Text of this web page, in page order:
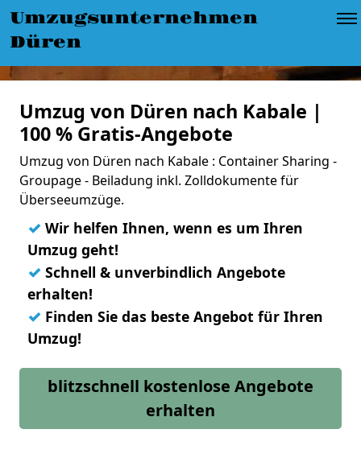
Umzugsunternehmen
Düren
Umzug von Düren nach Kabale |
100 % Gratis-Angebote
Umzug von Düren nach Kabale : Container Sharing -
Groupage - Beiladung inkl. Zolldokumente für
Überseeumzüge.
✓ Wir helfen Ihnen, wenn es um Ihren
Umzug geht!
✓ Schnell & unverbindlich Angebote
erhalten!
✓ Finden Sie das beste Angebot für Ihren
Umzug!
blitzschnell kostenlose Angebote
erhalten